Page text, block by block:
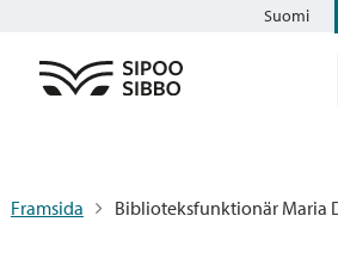
Suomi
Framsida Biblioteksfunktionär Maria